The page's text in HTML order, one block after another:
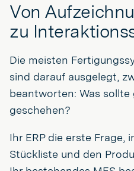
Von
zu
Die meisten
sind darauf ausgelegt,
beantworten: Was
geschehen?
Ihr ERP die erste Frage,
Stückliste und den